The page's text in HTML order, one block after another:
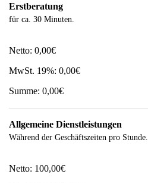
Erstberatung
für ca. 30 Minuten.
Netto: 0,00€
MwSt. 19%: 0,00€
Summe: 0,00€
Allgemeine Dienstleistungen
Während der Geschäftszeiten pro Stunde.
Netto: 100,00€